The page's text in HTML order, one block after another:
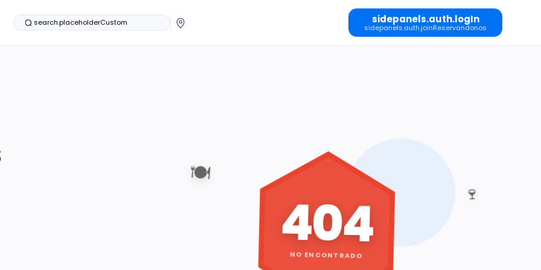
search.placeholderCustom sidepanels.auth.logIn
sidepanels.auth.joinReservandonos
🍽️
🍷
404
NO ENCONTRADO